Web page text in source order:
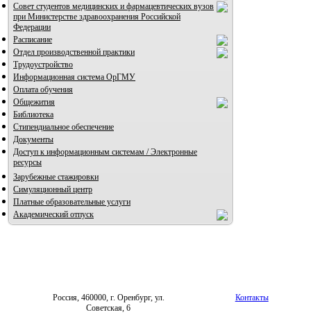
Совет студентов медицинских и фармацевтических вузов
при Министерстве здравоохранения Российской
Федерации
Расписание
Отдел производственной практики
Трудоустройство
Информационная система ОрГМУ
Оплата обучения
Общежития
Библиотека
Стипендиальное обеспечение
Документы
Доступ к информационным системам / Электронные
ресурсы
Зарубежные стажировки
Симуляционный центр
Платные образовательные услуги
Академический отпуск
Россия, 460000, г. Оренбург, ул.
Советская, 6
Контакты